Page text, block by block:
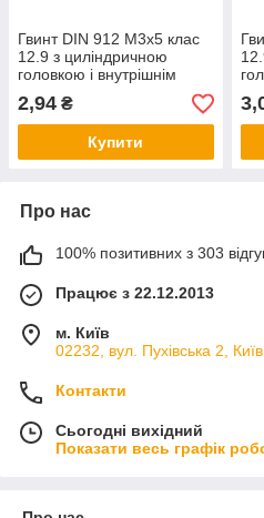
Гвинт DIN 912 М3х5 клас
12.9 з циліндричною
головкою і внутрішнім
шестигранником без
покриття
2,94 ₴
Купити
Про нас
100% позитивних з 303
Працює з 22.12.2013
м. Київ
02232, вул. Пухівська 2,
Контакти
Сьогодні вихідний
Показати весь графік